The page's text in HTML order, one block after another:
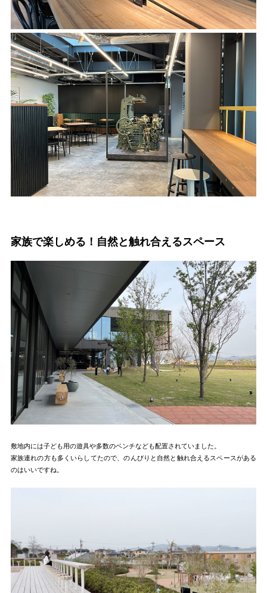
家族で楽しめる！自然と触れ合えるスペース
敷地内には子ども用の遊具や多数のベンチなども配置されていました。
家族連れの方も多くいらしてたので、のんびりと自然と触れ合えるスペースがある
のはいいですね。